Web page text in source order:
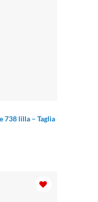
738 lilla – Taglia